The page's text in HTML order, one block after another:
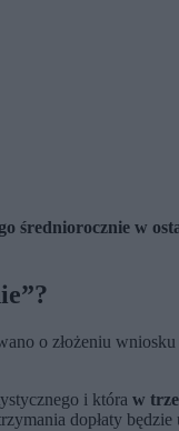
średniorocznie w
o złożeniu
i która w
dopłaty będzie